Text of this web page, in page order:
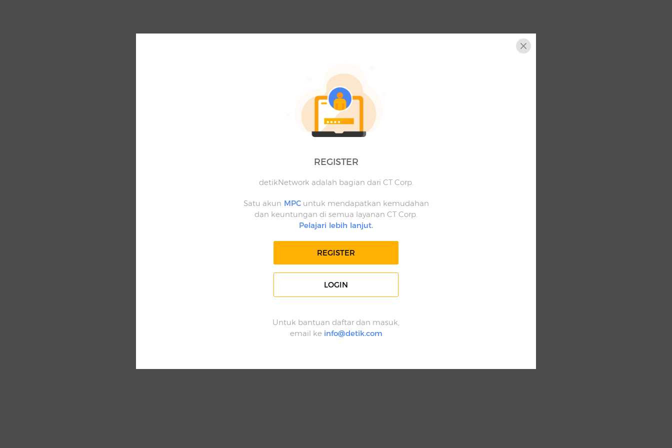
REGISTER
detikNetwork adalah bagian dari CT Corp.
Satu akun MPCuntuk mendapatkan kemudahan
dan keuntungan di semua layanan CT Corp.
Pelajari lebih lanjut.
REGISTER
LOGIN
Untuk bantuan daftar dan masuk,
email ke info@detik.com